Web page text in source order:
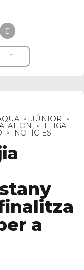
JÚNIOR
LLIGA
NOTÍCIES
a